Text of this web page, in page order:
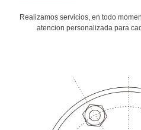
Realizamos servicios, en todo
atencion personalizada para